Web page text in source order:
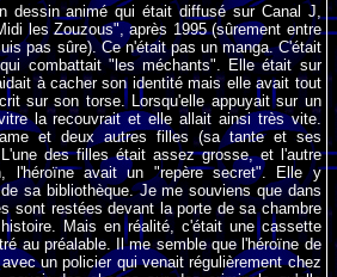
dessin animé qui était diffusé sur Canal J,
les Zouzous", après 1995 (sûrement entre
pas sûre). Ce n'était pas un manga. C'était
combattait "les méchants". Elle était sur
à cacher son identité mais elle avait tout
sur son torse. Lorsqu'elle appuyait sur un
la recouvrait et elle allait ainsi très vite.
et deux autres filles (sa tante et ses
des filles était assez grosse, et l'autre
l'héroïne avait un "repère secret". Elle y
sa bibliothèque. Je me souviens que dans
sont restées devant la porte de sa chambre
Mais en réalité, c'était une cassette
au préalable. Il me semble que l'héroïne de
un policier qui venait régulièrement chez